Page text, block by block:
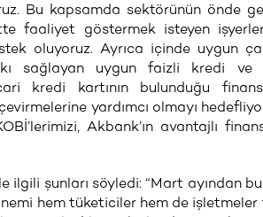
Bu kapsamda sektörünün önde
göstermek isteyen
oluyoruz. Ayrıca içinde uygun
sağlayan uygun faizli kredi ve
kredi kartının bulunduğu
yardımcı olmayı
Akbank’ın avantajlı
ilgili şunları söyledi: “Mart ayından
hem tüketiciler hem de işletmeler